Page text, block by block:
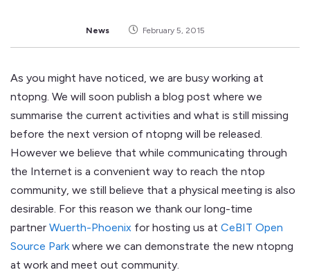
News February 5, 2015
As you might have noticed, we are busy working at
ntopng. We will soon publish a blog post where we
summarise the current activities and what is still missing
before the next version of ntopng will be released.
However we believe that while communicating through
the Internet is a convenient way to reach the ntop
community, we still believe that a physical meeting is also
desirable. For this reason we thank our long-time
partner Wuerth-Phoenix for hosting us at CeBIT Open
Source Parkwhere we can demonstrate the new ntopng
at work and meet out community.